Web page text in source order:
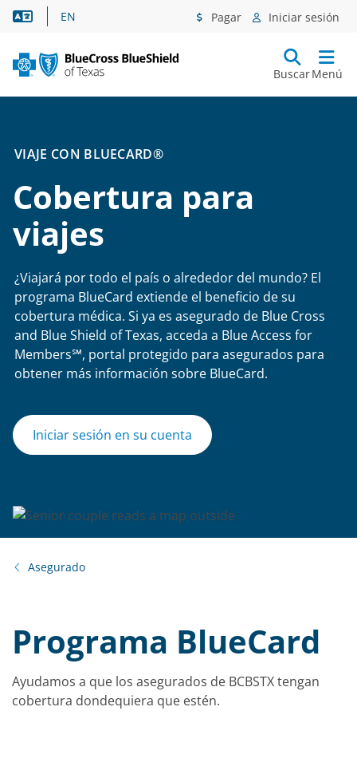
Asistencia lingüística
EN Pagar Iniciar sesión
BuscarMenú
VIAJE CON BLUECARD®
Cobertura para
viajes
¿Viajará por todo el país o alrededor del mundo? El
programa BlueCard extiende el beneficio de su
cobertura médica. Si ya es asegurado de Blue Cross
and Blue Shield of Texas, acceda a Blue Access for
Members℠, portal protegido para asegurados para
obtener más información sobre BlueCard.
Iniciar sesión en su cuenta
Asegurado
Programa BlueCard
Ayudamos a que los asegurados de BCBSTX tengan
cobertura dondequiera que estén.